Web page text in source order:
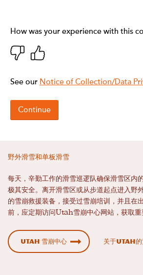
野外滑雪和单板滑雪
每天，辛勤工作的滑雪巡逻队确保滑雪区内
极其安全。离开滑雪区或从步道起点进入野
的雪崩救援装备，接受过雪崩培训，并且在
前，应定期访问Utah雪崩中心网站，获取重
Utah 雪崩中心 关于Utah的